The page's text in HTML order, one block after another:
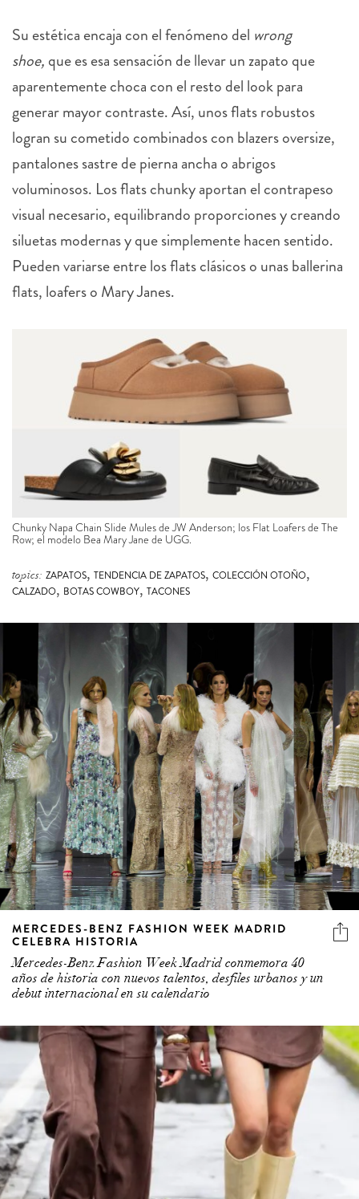
Su estética encaja con el fenómeno del wrong
shoe, que es esa sensación de llevar un zapato que
aparentemente choca con el resto del look para
generar mayor contraste. Así, unos flats robustos
logran su cometido combinados con blazers oversize,
pantalones sastre de pierna ancha o abrigos
voluminosos. Los flats chunky aportan el contrapeso
visual necesario, equilibrando proporciones y creando
siluetas modernas y que simplemente hacen sentido.
Pueden variarse entre los flats clásicos o unas ballerina
flats, loafers o Mary Janes.
Chunky Napa Chain Slide Mules de JW Anderson; los Flat Loafers de The
Row; el modelo Bea Mary Jane de UGG.
topics: ZAPATOS, TENDENCIA DE ZAPATOS, COLECCIÓN OTOÑO,
CALZADO, BOTAS COWBOY, TACONES
MERCEDES-BENZ FASHION WEEK MADRID
CELEBRA HISTORIA
Mercedes-Benz Fashion Week Madrid conmemora 40
años de historia con nuevos talentos, desfiles urbanos y un
debut internacional en su calendario